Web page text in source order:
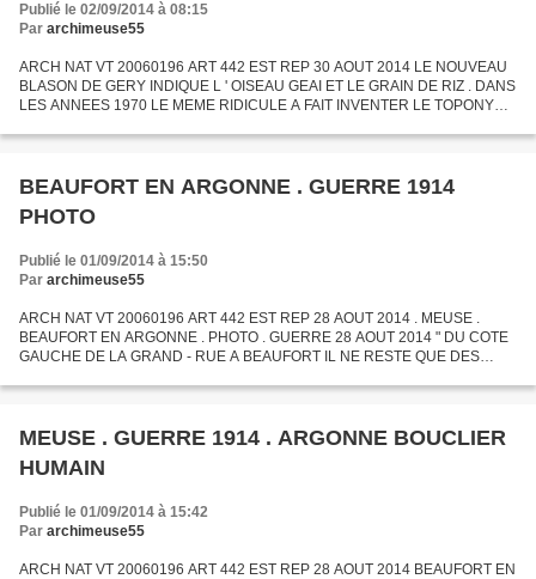
Publié le 02/09/2014 à 08:15
Par archimeuse55
ARCH NAT VT 20060196 ART 442 EST REP 30 AOUT 2014 LE NOUVEAU
BLASON DE GERY INDIQUE L ' OISEAU GEAI ET LE GRAIN DE RIZ . DANS
LES ANNEES 1970 LE MEME RIDICULE A FAIT INVENTER LE TOPONYME
BEAUFORT EN ARGONNE . GUERRE 1914
PHOTO
Publié le 01/09/2014 à 15:50
Par archimeuse55
ARCH NAT VT 20060196 ART 442 EST REP 28 AOUT 2014 . MEUSE .
BEAUFORT EN ARGONNE . PHOTO . GUERRE 28 AOUT 2014 " DU COTE
GAUCHE DE LA GRAND - RUE A BEAUFORT IL NE RESTE QUE DES
MEUSE . GUERRE 1914 . ARGONNE BOUCLIER
HUMAIN
Publié le 01/09/2014 à 15:42
Par archimeuse55
ARCH NAT VT 20060196 ART 442 EST REP 28 AOUT 2014 BEAUFORT EN